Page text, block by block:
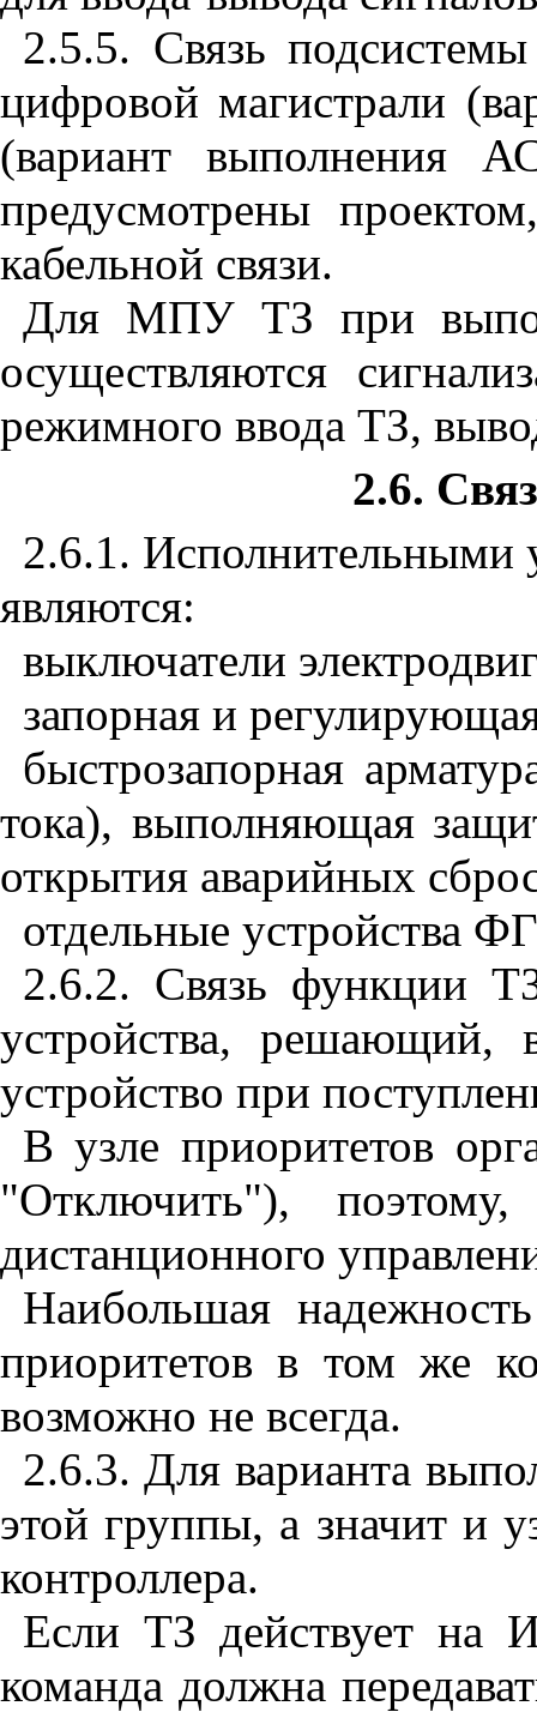
2.5.5. Связь
цифровой магистрали
(вариант
предусмотрены
кабельной связи.
Для МПУ ТЗ при
осуществляются
режимного ввода ТЗ,
2.6.
2.6.1. Исполнительными
являются:
выключатели
запорная и
быстрозапорная
тока), выполняющая
открытия аварийных
отдельные устройства
2.6.2. Связь функции
устройства, решающий,
устройство при
В узле приоритетов
"Отключить"),
дистанционного
Наибольшая
приоритетов в том же
возможно не всегда.
2.6.3. Для варианта
этой группы, а значит и
контроллера.
Если ТЗ действует на
команда должна